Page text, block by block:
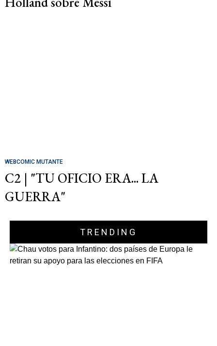
WEBCOMIC MUTANTE
C2 | "TU OFICIO ERA... LA
GUERRA"
TRENDING